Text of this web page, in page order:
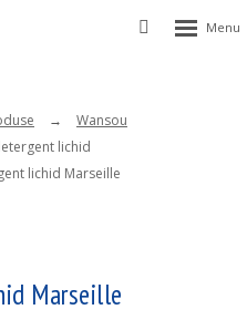
Vyhledávání
Rozbalení
Wansou
lichid
lichid Marseille
Marseille